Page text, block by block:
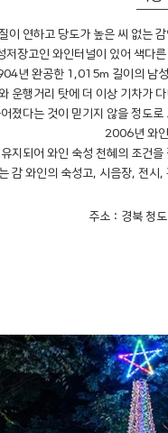
이 연하고 당도가 높은 씨 없는
저장고인 와인터널이 있어 색다
년 완공한 1,015m 길이의 남
운행거리 탓에 더 이상 기차가
졌다는 것이 믿기지 않을 정도로
2006년 와
되어 와인 숙성 천혜의 조건을
감 와인의 숙성고, 시음장, 전시
주소 : 경북 청